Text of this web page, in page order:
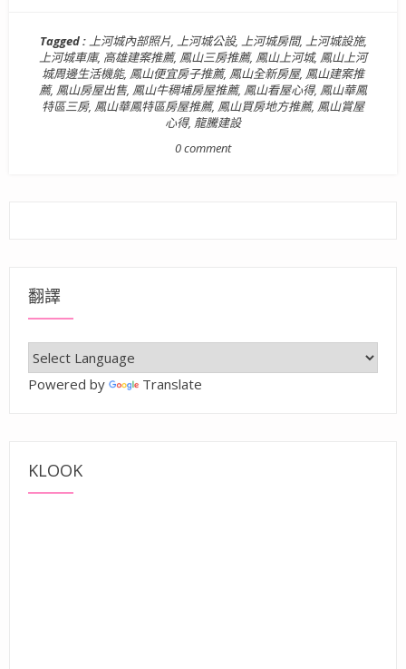
Tagged :上河城內部照片, 上河城公設, 上河城房間, 上河城設施,
上河城車庫, 高雄建案推薦, 鳳山三房推薦, 鳳山上河城, 鳳山上河
城周邊生活機能, 鳳山便宜房子推薦, 鳳山全新房屋, 鳳山建案推
薦, 鳳山房屋出售, 鳳山牛稠埔房屋推薦, 鳳山看屋心得, 鳳山華鳳
特區三房, 鳳山華鳳特區房屋推薦, 鳳山買房地方推薦, 鳳山賞屋
心得, 龍騰建設
0 comment
翻譯
Powered by Translate
KLOOK